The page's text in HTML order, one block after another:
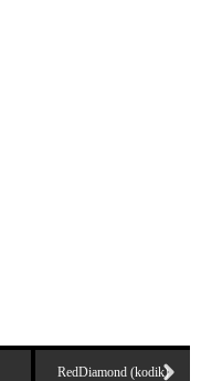
RedDiamond (kodik)